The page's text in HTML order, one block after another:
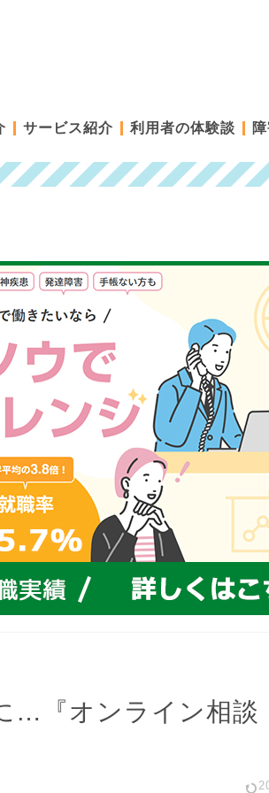
サービス紹介 利用者の体験談
…『オンライン相談